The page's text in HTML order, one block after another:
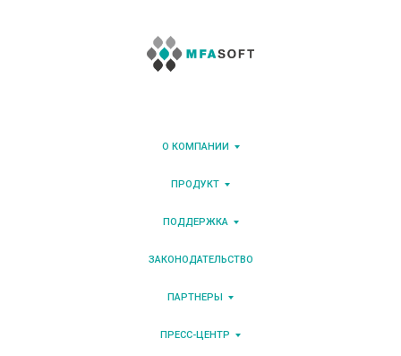
О КОМПАНИИ
ПРОДУКТ
ПОДДЕРЖКА
ЗАКОНОДАТЕЛЬСТВО
ПАРТНЕРЫ
ПРЕСС-ЦЕНТР